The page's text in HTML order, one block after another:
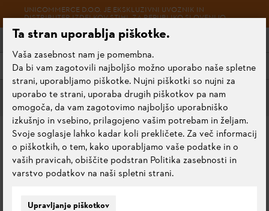
UNICOMMERCE D.O.O. JE EKSKLUZIVNI UVOZNIK IN
DISTRIBUTER IZDELKOV STIHL ZA REPUBLIKO SLOVENIJO.
Meni
Meči za vsako priložnost
MEČ ROLLOMATIC E, 25
CM, 1,1 MM, 1/4" P
Upravljanje piškotkov
Ta stran uporablja piškotke.
Vaša zasebnost nam je pomembna.
Da bi vam zagotovili najboljšo možno uporabo naše spletne
strani, uporabljamo piškotke. Nujni piškotki so nujni za
uporabo te strani, uporaba drugih piškotkov pa nam
omogoča, da vam zagotovimo najboljšo uporabniško
izkušnjo in vsebino, prilagojeno vašim potrebam in željam.
Svoje soglasje lahko kadar koli prekličete. Za več informacij
o piškotkih, o tem, kako uporabljamo vaše podatke in o
vaših pravicah, obiščite podstran Politika zasebnosti in
varstvo podatkov na naši spletni strani.